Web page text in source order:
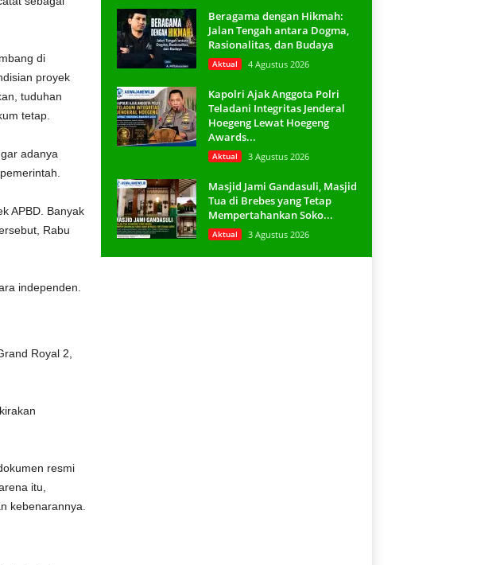
di
proyek
tuduhan
tetap.
adanya
APBD. Banyak
Rabu
independen.
Royal 2,
resmi
itu,
kebenarannya.
Beragama dengan Hikmah:
Jalan Tengah antara Dogma,
Rasionalitas, dan Budaya
Aktual 4 Agustus 2026
Kapolri Ajak Anggota Polri
Teladani Integritas Jenderal
Hoegeng Lewat Hoegeng
Awards...
Aktual 3 Agustus 2026
Masjid Jami Gandasuli, Masjid
Tua di Brebes yang Tetap
Mempertahankan Soko...
Aktual 3 Agustus 2026